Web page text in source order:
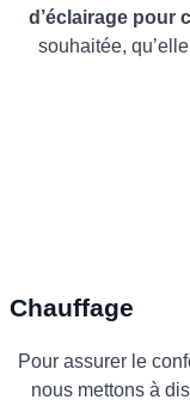
d’éclairage pour
souhaitée,
Chauffage
Pour assurer le
nous mettons à